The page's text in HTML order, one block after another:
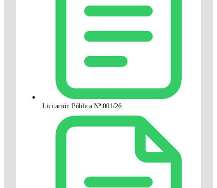
Licitación Pública Nº 001/26